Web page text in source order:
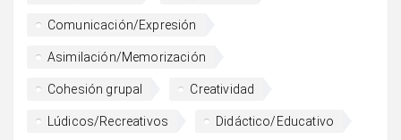
Comunicación/Expresión
Asimilación/Memorización
Cohesión grupal Creatividad
Lúdicos/Recreativos Didáctico/Educativo